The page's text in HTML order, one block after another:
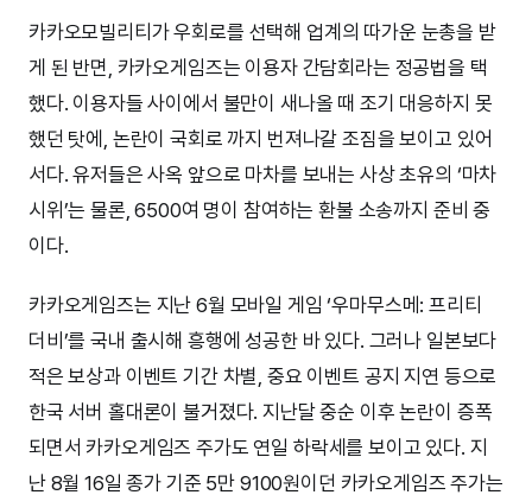
카카오모빌리티가 우회로를 선택해 업계의 따가운 눈총을 받
게 된 반면, 카카오게임즈는 이용자 간담회라는 정공법을 택
했다. 이용자들 사이에서 불만이 새나올 때 조기 대응하지 못
했던 탓에, 논란이 국회로 까지 번져나갈 조짐을 보이고 있어
서다. 유저들은 사옥 앞으로 마차를 보내는 사상 초유의 ‘마차
시위’는 물론, 6500여 명이 참여하는 환불 소송까지 준비 중
이다.
카카오게임즈는 지난 6월 모바일 게임 ‘우마무스메: 프리티
더비’를 국내 출시해 흥행에 성공한 바 있다. 그러나 일본보다
적은 보상과 이벤트 기간 차별, 중요 이벤트 공지 지연 등으로
한국 서버 홀대론이 불거졌다. 지난달 중순 이후 논란이 증폭
되면서 카카오게임즈 주가도 연일 하락세를 보이고 있다. 지
난 8월 16일 종가 기준 5만 9100원이던 카카오게임즈 주가는